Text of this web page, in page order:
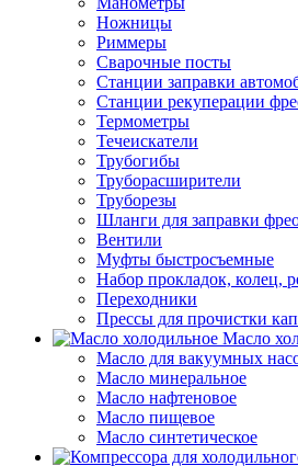
Ножницы
Риммеры
Сварочные посты
Станции заправки
Станции рекуперации
Термометры
Течеискатели
Трубогибы
Труборасширители
Труборезы
Шланги для заправки
Вентили
Муфты быстросъемные
Набор прокладок, колец,
Переходники
Прессы для прочистки
Масло
Масло для вакуумных
Масло минеральное
Масло нафтеновое
Масло пищевое
Масло синтетическое